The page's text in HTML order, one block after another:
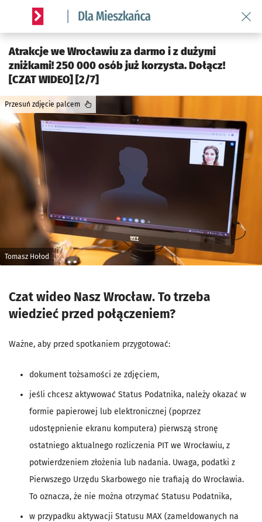
Serwis informacyjny wroclaw.pl podserwis: Dla mieszkańca
Atrakcje we Wrocławiu za darmo i z dużymi
zniżkami! 250 000 osób już korzysta. Dołącz!
[CZAT WIDEO] [2/7]
Tomasz Hołod
Przesuń zdjęcie palcem
Czat wideo Nasz Wrocław. To trzeba
wiedzieć przed połączeniem?
Ważne, aby przed spotkaniem przygotować:
dokument tożsamości ze zdjęciem,
jeśli chcesz aktywować Status Podatnika, należy okazać w
formie papierowej lub elektronicznej (poprzez
udostępnienie ekranu komputera) pierwszą stronę
ostatniego aktualnego rozliczenia PIT we Wrocławiu, z
potwierdzeniem złożenia lub nadania. Uwaga, podatki z
Pierwszego Urzędu Skarbowego nie trafiają do Wrocławia.
To oznacza, że nie można otrzymać Statusu Podatnika,
w przypadku aktywacji Statusu MAX (zameldowanych na